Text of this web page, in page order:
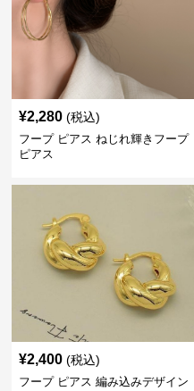
¥2,280 (税込)
フープ ピアス ねじれ輝きフープ
ピアス
¥2,400 (税込)
フープ ピアス 編み込みデザイン